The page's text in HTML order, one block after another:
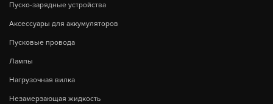
Пуско-зарядные устройства
Аксессуары для аккумуляторов
Пусковые провода
Лампы
Нагрузочная вилка
Незамерзающая жидкость